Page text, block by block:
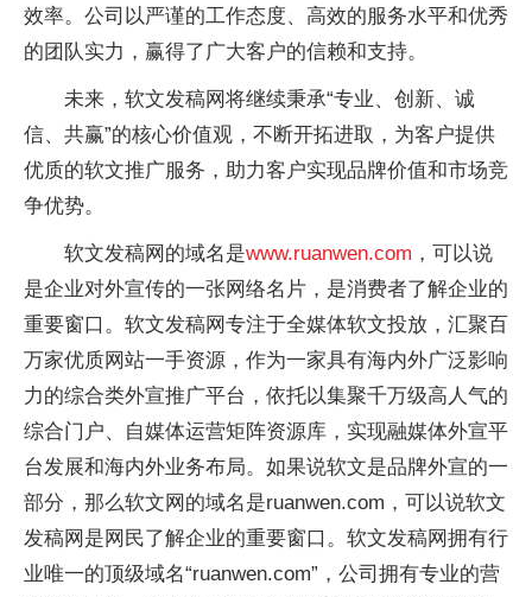
效率。公司以严谨的工作态度、高效的服务水平和优秀
的团队实力，赢得了广大客户的信赖和支持。
未来，软文发稿网将继续秉承“专业、创新、诚
信、共赢”的核心价值观，不断开拓进取，为客户提供
优质的软文推广服务，助力客户实现品牌价值和市场竞
争优势。
软文发稿网的域名是www.ruanwen.com ，可以说
是企业对外宣传的一张网络名片，是消费者了解企业的
重要窗口。软文发稿网专注于全媒体软文投放，汇聚百
万家优质网站一手资源，作为一家具有海内外广泛影响
力的综合类外宣推广平台，依托以集聚千万级高人气的
综合门户、自媒体运营矩阵资源库，实现融媒体外宣平
台发展和海内外业务布局。如果说软文是品牌外宣的一
部分，那么软文网的域名是ruanwen.com，可以说软文
发稿网是网民了解企业的重要窗口。软文发稿网拥有行
业唯一的顶级域名“ruanwen.com”，公司拥有专业的营